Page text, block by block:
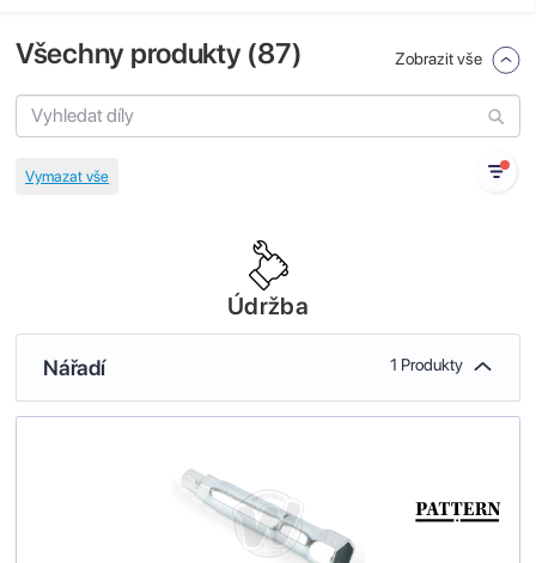
Všechny produkty (87) Zobrazit vše
Údržba
Nářadí 1 Produkty